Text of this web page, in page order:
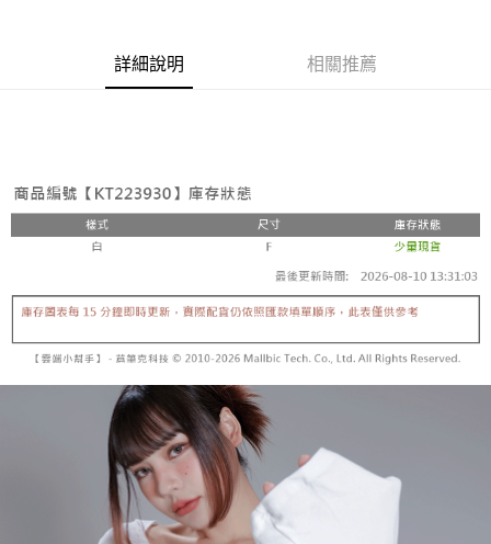
流程，驗證手機門號後，選擇欲分期的期數、繳款截止日，確認付款後即完
【繳款方式說明】
1.分期款項不併入電信帳單，「大哥付你分期」於每月結算日後寄送繳費提
2.透過簡訊連結打開帳單後，可選擇「超商條碼／台灣大直營門市／銀行轉
【注意事項】
用戶於交易時，得透過本服務購買商品或服務，並由商店將買賣／分期付款
買賣價金債權讓與本公司後，依約使用本公司帳單繳交帳款。
2.基於同意付款使用「大哥付你分期」之契約關係目的，商店將以您的個人
資料（包含姓名、電話或地址）提供予台灣大哥大進項蒐集、處理及利用，
由本公司與您本人進行分期帳單所需資料之確認、核對及更正。
3.完整用戶服務條款，請詳閱以下連結：https://oppay.tw/userRule
【關於「AFTEE先享後付」】
【「AFTEE先享後付」結帳流程】
１．於結帳方式選擇「AFTEE先享後付」後，將跳轉至「AFTEE先享後付」
結帳頁面，進行簡訊認證並確認金額後，即可完成結帳。
２．訂單成立數日內，您將收到繳費通知簡訊。
３．收到繳費通知簡訊後14天內，點擊此簡訊中的連結，可透過四大超商／
ATM／網路銀行／等多元方式進行付款，方視為交易完成。
購買商品的店家。未經商家同意取消之訂單仍視為有效，需透過AFTEE先享
※ 交易是否成功請以「AFTEE先享後付 」之結帳頁面顯示為準，若有關於
是否繳費成功／繳費後需取消欲退款等相關疑問，請聯繫「AFTEE先享後付
客戶支援中心」
https://netprotections.freshdesk.com/support/home
１．透過由恩沛科技股份有限公司提供之「AFTEE先享後付」服務完成之交
易，需依本服務之必要範圍內提供個人資料，並將交易相關給付款項請求債
權轉讓予恩沛科技股份有限公司。
全家取貨付款
每筆NT$60，滿NT$1,800(含以上)免運費
付款後全家取貨
每筆NT$60，滿NT$1,600(含以上)免運費
已關閉，請勿下單
每筆NT$10,000
已關閉，請勿下單(付取)
每筆NT$10,000
7-11取貨付款
每筆NT$60，滿NT$1,800(含以上)免運費
付款後7-11取貨
詳細說明 相關推薦